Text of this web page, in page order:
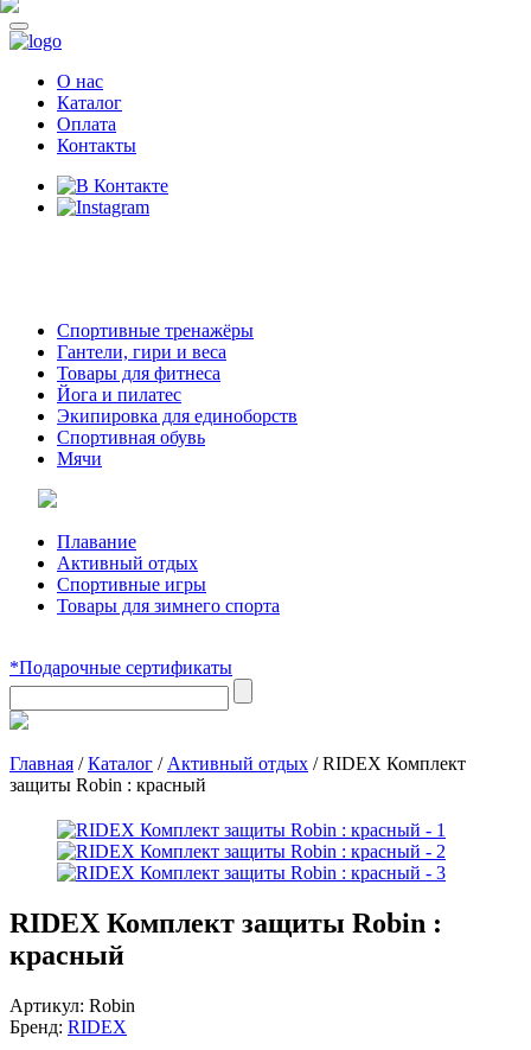
О нас
Каталог
Оплата
Контакты
Спортивные тренажёры
Гантели, гири и веса
Товары для фитнеса
Йога и пилатес
Экипировка для единоборств
Спортивная обувь
Мячи
Плавание
Активный отдых
Спортивные игры
Товары для зимнего спорта
*Подарочные сертификаты
Главная /Каталог / Активный отдых /RIDEX Комплект
защиты Robin : красный
RIDEX Комплект защиты Robin :
красный
Артикул: Robin
Бренд: RIDEX